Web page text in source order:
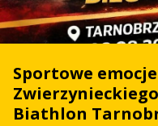
Sportowe
Biathlon